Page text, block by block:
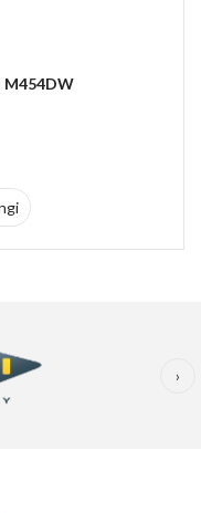
M454DW
›